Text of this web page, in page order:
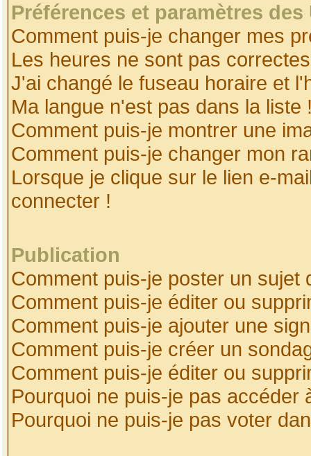
Préférences et paramètres
Comment puis-je changer mes
Les heures ne sont pas
J'ai changé le fuseau horaire et
Ma langue n'est pas dans la liste
Comment puis-je montrer une
Comment puis-je changer mon
Lorsque je clique sur le lien e-
connecter !
Publication
Comment puis-je poster un sujet
Comment puis-je éditer ou
Comment puis-je ajouter une
Comment puis-je créer un
Comment puis-je éditer ou
Pourquoi ne puis-je pas accéder
Pourquoi ne puis-je pas voter